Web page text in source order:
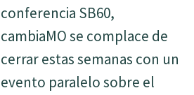
conferencia SB60,
cambiaMO se complace de
cerrar estas semanas con un
evento paralelo sobre el